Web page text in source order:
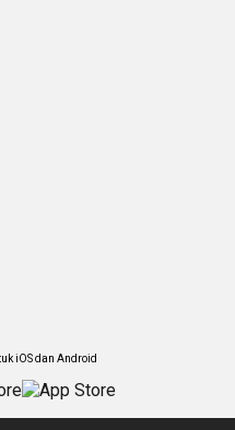
iOS dan Android